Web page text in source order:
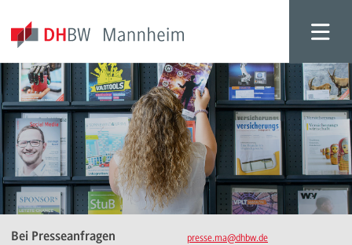
Bei Presseanfragen presse.ma@dhbw.de